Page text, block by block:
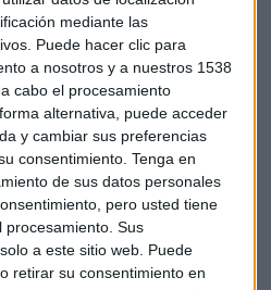
mediante las
Puede hacer clic para
a nosotros y a nuestros 1538
cabo el procesamiento
alternativa, puede acceder
y cambiar sus preferencias
consentimiento. Tenga en
de sus datos personales
pero usted tiene
procesamiento. Sus
a este sitio web. Puede
retirar su consentimiento en
(nivel 1).
a nivel
que con más peso en las
cifra de 328 millones de euros.
el ritmo de aportación al
Brasil, México y Estados
del área regional